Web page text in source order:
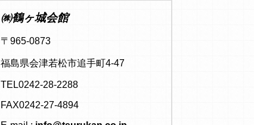
㈱鶴ヶ城会館
〒965-0873
福島県会津若松市追手町4-47
TEL0242-28-2288
FAX0242-27-4894